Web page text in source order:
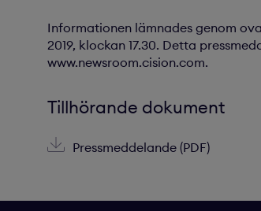
Informationen lämnades genom
2019, klockan 17.30. Detta
www.newsroom.cision.com.
Tillhörande dokument
Pressmeddelande (PDF)